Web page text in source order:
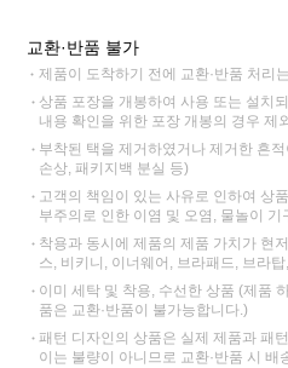
교환·반품 불가
제품이 도착하기 전에 교환·반품 처리
상품 포장을 개봉하여 사용 또는 설치
내용 확인을 위한 포장 개봉의 경우 제
부착된 택을 제거하였거나 제거한 흔
손상, 패키지백 분실 등)
고객의 책임이 있는 사유로 인하여 상
부주의로 인한 이염 및 오염, 물놀이
착용과 동시에 제품의 제품 가치가 현
스, 비키니, 이너웨어, 브라패드, 브라
이미 세탁 및 착용, 수선한 상품 (제품
품은 교환·반품이 불가능합니다.)
패턴 디자인의 상품은 실제 제품과 패
이는 불량이 아니므로 교환·반품 시 배